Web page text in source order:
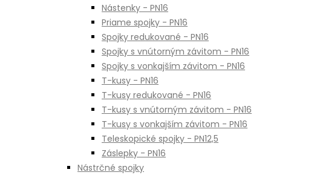
Nástenky - PN16
Priame spojky - PN16
Spojky redukované - PN16
Spojky s vnútorným závitom - PN16
Spojky s vonkajším závitom - PN16
T-kusy - PN16
T-kusy redukované - PN16
T-kusy s vnútorným závitom - PN16
T-kusy s vonkajším závitom - PN16
Teleskopické spojky - PN12,5
Záslepky - PN16
Nástrčné spojky